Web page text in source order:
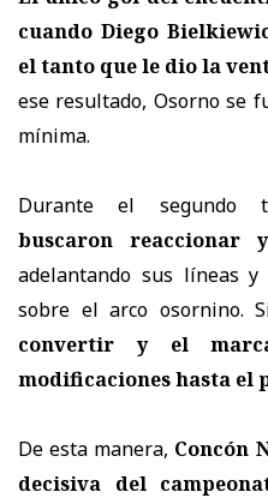
cuando Diego
el tanto que le dio la
ese resultado, Osorno se
mínima.
Durante el segundo
buscaron reaccionar
adelantando sus líneas y
sobre el arco osornino.
convertir y el
modificaciones hasta el
De esta manera, Concón
decisiva del